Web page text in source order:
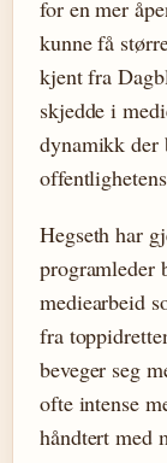
for en mer
kunne få
kjent fra
skjedde i
dynamikk der
Hegseth har
programleder
mediearbeid
fra
beveger seg
ofte intense
håndtert med